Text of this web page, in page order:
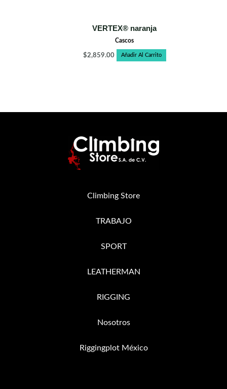
VERTEX® naranja
Cascos
$2,859.00 Añadir Al Carrito
Climbing Store
TRABAJO
SPORT
LEATHERMAN
RIGGING
Nosotros
Riggingplot México